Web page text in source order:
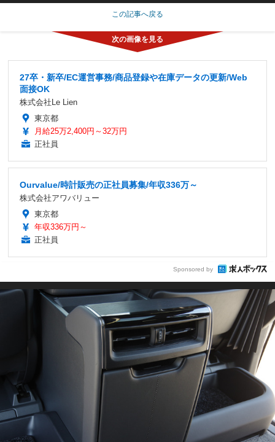
この記事へ戻る
27卒・新卒/EC運営事務/商品登録や在庫データの更新/Web
面接OK
株式会社Le Lien
東京都
月給25万2,400円～32万円
正社員
Ourvalue/時計販売の正社員募集/年収336万～
株式会社アワバリュー
東京都
年収336万円～
正社員
Sponsored by